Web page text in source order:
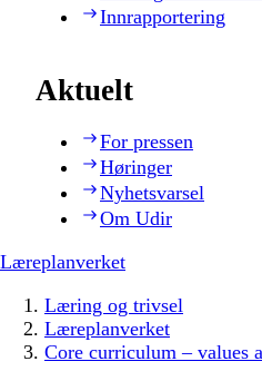
Innrapportering
Aktuelt
For pressen
Høringer
Nyhetsvarsel
Om Udir
Læreplanverket
Læring og trivsel
Læreplanverket
Core curriculum – values